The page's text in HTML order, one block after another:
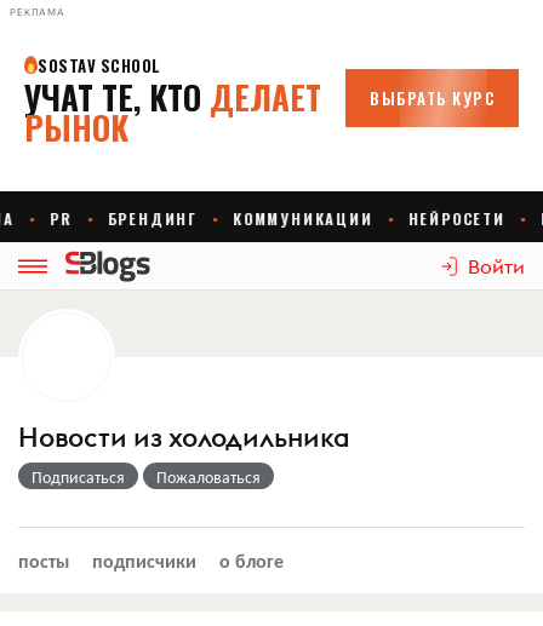
РЕКЛАМА
Войти
Новости из холодильника
Подписаться Пожаловаться
посты подписчики о блоге